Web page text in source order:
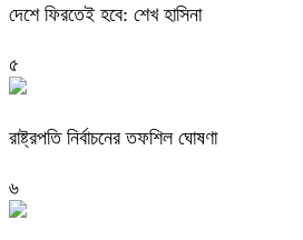
দেশে ফিরতেই হবে: শেখ হাসিনা
৫
রাষ্ট্রপতি নির্বাচনের তফশিল ঘোষণা
৬